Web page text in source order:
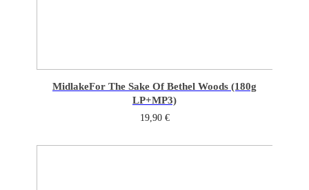
MidlakeFor The Sake Of Bethel Woods (180g
LP+MP3)
19,90 €